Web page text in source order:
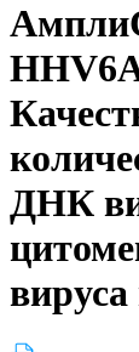
ДНК
вируса